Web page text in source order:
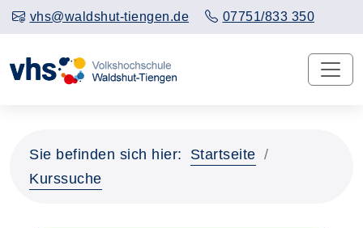
vhs@waldshut-tiengen.de 07751/833 350
Sie befinden sich hier:
Startseite
Kurssuche